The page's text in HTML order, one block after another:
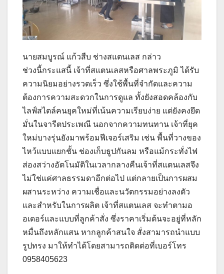
นายสมบูรณ์ แก้วสืบ ช่างสแตนเลส กล่าว
ช่วงนี้กระแสนี้ เจ้าที่สแตนเลสหรือศาลพระภูมิ ได้รับ
ความนิยมอย่างรวดเร็ว ซึ่งใช้พื้นที่จำกัดและความ
ต้องการความสะดวกในการดูแล ทั้งยังสอดคล้องกับ
ไลฟ์สไตล์คนยุคใหม่ที่เน้นความเรียบง่าย แต่ยังคงยึด
มั่นในจารีตประเพณี นอกจากความทนทาน เจ้าที่ยุค
ใหม่บางรุ่นยังมาพร้อมฟีเจอร์เสริม เช่น พื้นที่วางของ
ไหว้แบบแยกชั้น ช่องเก็บธูปกันลม หรือแม้กระทั่งไฟ
ส่องสว่างอัตโนมัติในเวลากลางคืนเจ้าที่สแตนเลสจึง
ไม่ใช่แค่ศาลธรรมดาอีกต่อไป แต่กลายเป็นการผสม
ผสานระหว่าง ความเชื่อและนวัตกรรมอย่างลงตัว
และสำหรับในการผลิต เจ้าที่สแตนเลส จะทำตามอ
อเดอร์และแบบที่ลูกค้าสั่ง ซึ่งราคาเริ่มต้นจะอยู่ที่หลัก
หมื่นถึงหลักแสน หากลูกค้าสนใจ สั่งสามารถนำแบบ
รูปทรง มาให้ทำได้โดยสามารถติดต่อที่เบอร์โทร
0958405623